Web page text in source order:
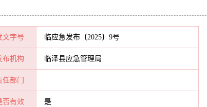
文字号 临应急发布〔2025〕9号
布机构 临泽县应急管理局
任部门
否有效 是